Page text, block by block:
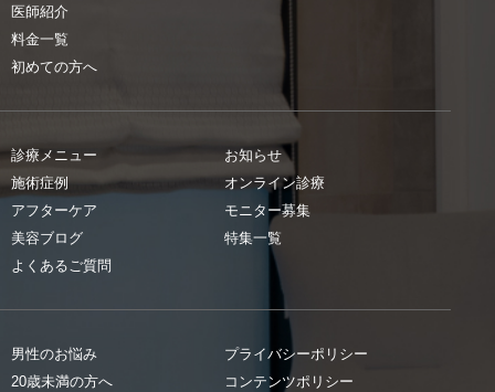
医師紹介
料金一覧
初めての方へ
診療メニュー
施術症例
アフターケア
美容ブログ
よくあるご質問
お知らせ
オンライン診療
モニター募集
特集一覧
男性のお悩み
20歳未満の方へ
プライバシーポリシー
コンテンツポリシー